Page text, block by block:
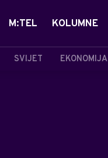
SVIJET EKONOMIJA
M:TEL KOLUMNE